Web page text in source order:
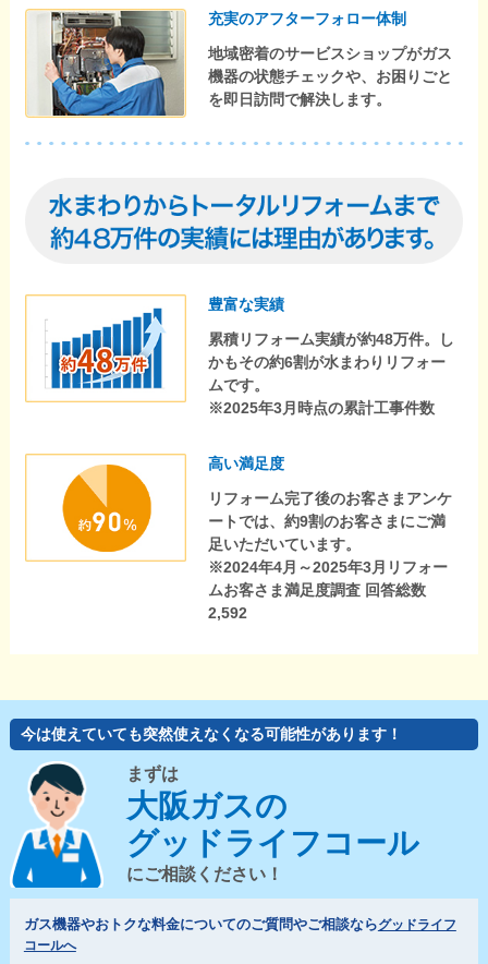
充実のアフターフォロー体制
地域密着のサービスショップがガス
機器の状態チェックや、お困りごと
を即日訪問で解決します。
豊富な実績
累積リフォーム実績が約48万件。し
かもその約6割が水まわりリフォー
ムです。
※2025年3月時点の累計工事件数
高い満足度
リフォーム完了後のお客さまアンケ
ートでは、約9割のお客さまにご満
足いただいています。
※2024年4月～2025年3月リフォー
ムお客さま満足度調査 回答総数
2,592
今は使えていても突然使えなくなる可能性があります！
まずは
大阪ガスの
グッドライフコール
にご相談ください！
ガス機器やおトクな料金についてのご質問やご相談ならグッドライフ
コールへ